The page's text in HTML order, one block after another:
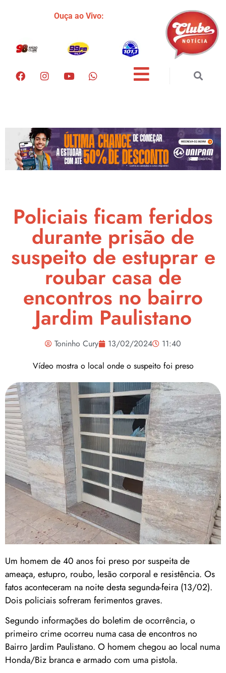
Ouça ao Vivo:
Policiais ficam feridos
durante prisão de
suspeito de estuprar e
roubar casa de
encontros no bairro
Jardim Paulistano
Toninho Cury 13/02/2024
11:40
Vídeo mostra o local onde o suspeito foi preso
Um homem de 40 anos foi preso por suspeita de
ameaça, estupro, roubo, lesão corporal e resistência. Os
fatos aconteceram na noite desta segunda-feira (13/02).
Dois policiais sofreram ferimentos graves.
Segundo informações do boletim de ocorrência, o
primeiro crime ocorreu numa casa de encontros no
Bairro Jardim Paulistano. O homem chegou ao local numa
Honda/Biz branca e armado com uma pistola.